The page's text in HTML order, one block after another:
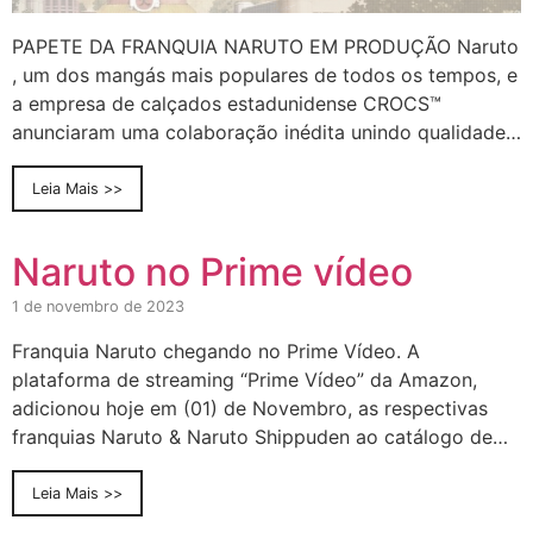
PAPETE DA FRANQUIA NARUTO EM PRODUÇÃO Naruto
, um dos mangás mais populares de todos os tempos, e
a empresa de calçados estadunidense CROCS™
anunciaram uma colaboração inédita unindo qualidade…
Leia Mais >>
Naruto no Prime vídeo
1 de novembro de 2023
Franquia Naruto chegando no Prime Vídeo. A
plataforma de streaming “Prime Vídeo” da Amazon,
adicionou hoje em (01) de Novembro, as respectivas
franquias Naruto & Naruto Shippuden ao catálogo de…
Leia Mais >>